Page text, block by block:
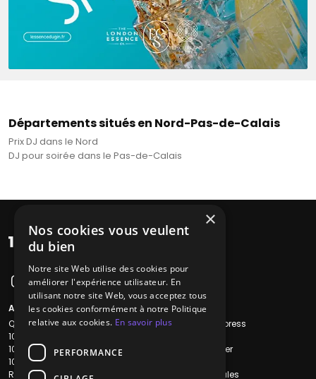
Départements situés en Nord-Pas-de-Calais
Prix DJ dans le Nord
DJ pour soirée dans le Pas-de-Calais
A propos
Qui sommes-nous ?
1001Salles
1001Salles PRO
1001Traiteurs
Reserverunbar
Liens utiles
Recherche Express
Nous contacter
Mentions légales
×
Nos cookies vous veulent
du bien
Notre site Web utilise des cookies pour
améliorer l'expérience utilisateur. En
utilisant notre site Web, vous acceptez tous
les cookies conformément à notre Politique
relative aux cookies. En savoir plus
PERFORMANCE